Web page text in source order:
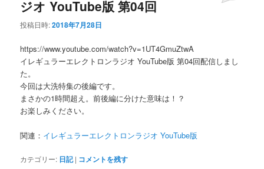
ジオ YouTube版 第04回
投稿日時:2018年7月28日
https://www.youtube.com/watch?v=1UT4GmuZtwA
イレギュラーエレクトロンラジオ YouTube版 第04回配信しまし
た。
今回は大洗特集の後編です。
まさかの1時間超え。前後編に分けた意味は！？
お楽しみください。
関連： イレギュラーエレクトロンラジオ YouTube版
カテゴリー: 日記 | コメントを残す